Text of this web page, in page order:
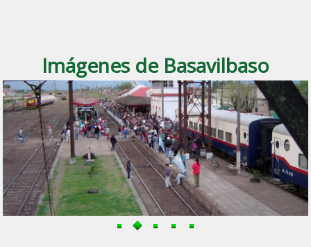
Imágenes de Basavilbaso